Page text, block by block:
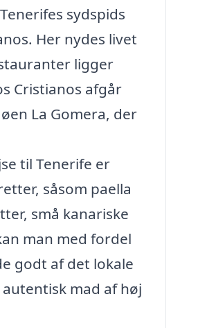
sydspids
Her nydes livet
ligger
Cristianos afgår
La Gomera, der
til Tenerife er
såsom paella
små kanariske
man med fordel
godt af det lokale
mad af høj